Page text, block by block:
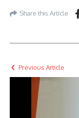
Share this Article
Previous Article